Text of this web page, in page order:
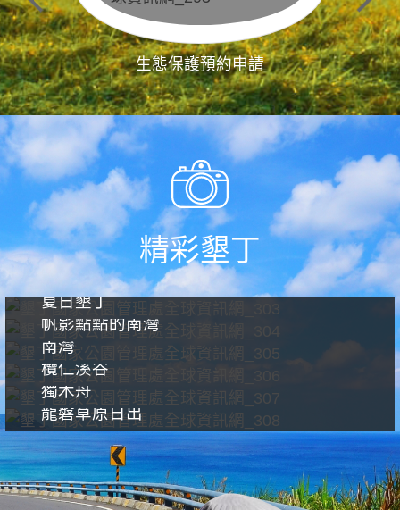
生態保護預約申請
精彩墾丁
夏日墾丁
帆影點點的南灣
南灣
欖仁溪谷
獨木舟
龍磐草原日出